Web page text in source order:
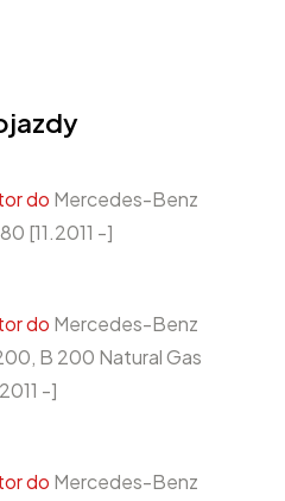
do Mercedes-Benz
[11.2011 -]
do Mercedes-Benz
B 200 Natural Gas
-]
do Mercedes-Benz